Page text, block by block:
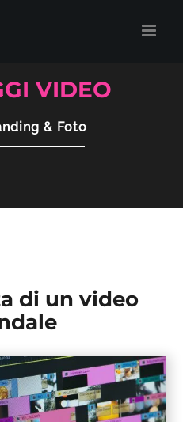
VIDEO
& Foto
di un video